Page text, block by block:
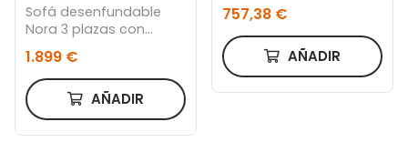
Sofá desenfundable
Nora 3 plazas con
algodón topo 240 cm
1.899 €
AÑADIR
757,38 €
AÑADIR